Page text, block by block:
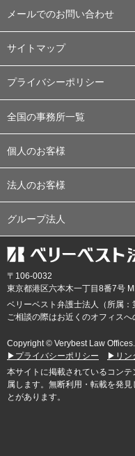
メールでのお問い合わせ
サイトマップ
プライバシーポリシー
全国の事務所一覧
個人のお客様
法人のお客様
グループ法人
〒106-0032
東京都港区六本木一丁目8番7号
ベリーベスト弁護士法人（所属：
ご相談の際はお近くのオフィスへ
Copyright © Verybest Law
▶プライバシーポリシー
▶リン
本サイトに掲載されているコン
属します。無断利用・転載を発
とがあります。